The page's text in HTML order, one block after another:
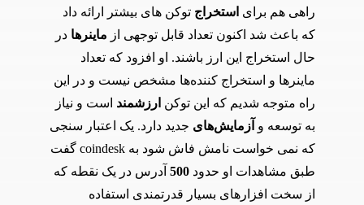
راهی هم برای استخراج توکن های بیشتر ارائه داد
که باعث شد اکنون تعداد قابل توجهی از ماینر‌ها در
حال استخراج این ارز باشند. او افزود که تعداد
ماینر‌ها و استخراج کننده‌ها مشخص نیست و در این
راه متوجه شدیم که این توکن ارزشمند است و نیاز
به توسعه و آزمایش‌های جدید دارد. یک اعتبار سنجی
که نمی خواست نامش فاش شود به coindesk گفت
طبق مشاهدات او حدود 500آدرس در یک نقطه که
از سخت افزار‌های بسیار قدرتمندی استفاده